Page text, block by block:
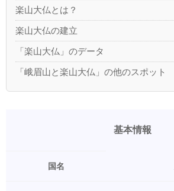
楽山大仏とは？
楽山大仏の建立
「楽山大仏」のデータ
「峨眉山と楽山大仏」の他のスポット
基本情報
国名